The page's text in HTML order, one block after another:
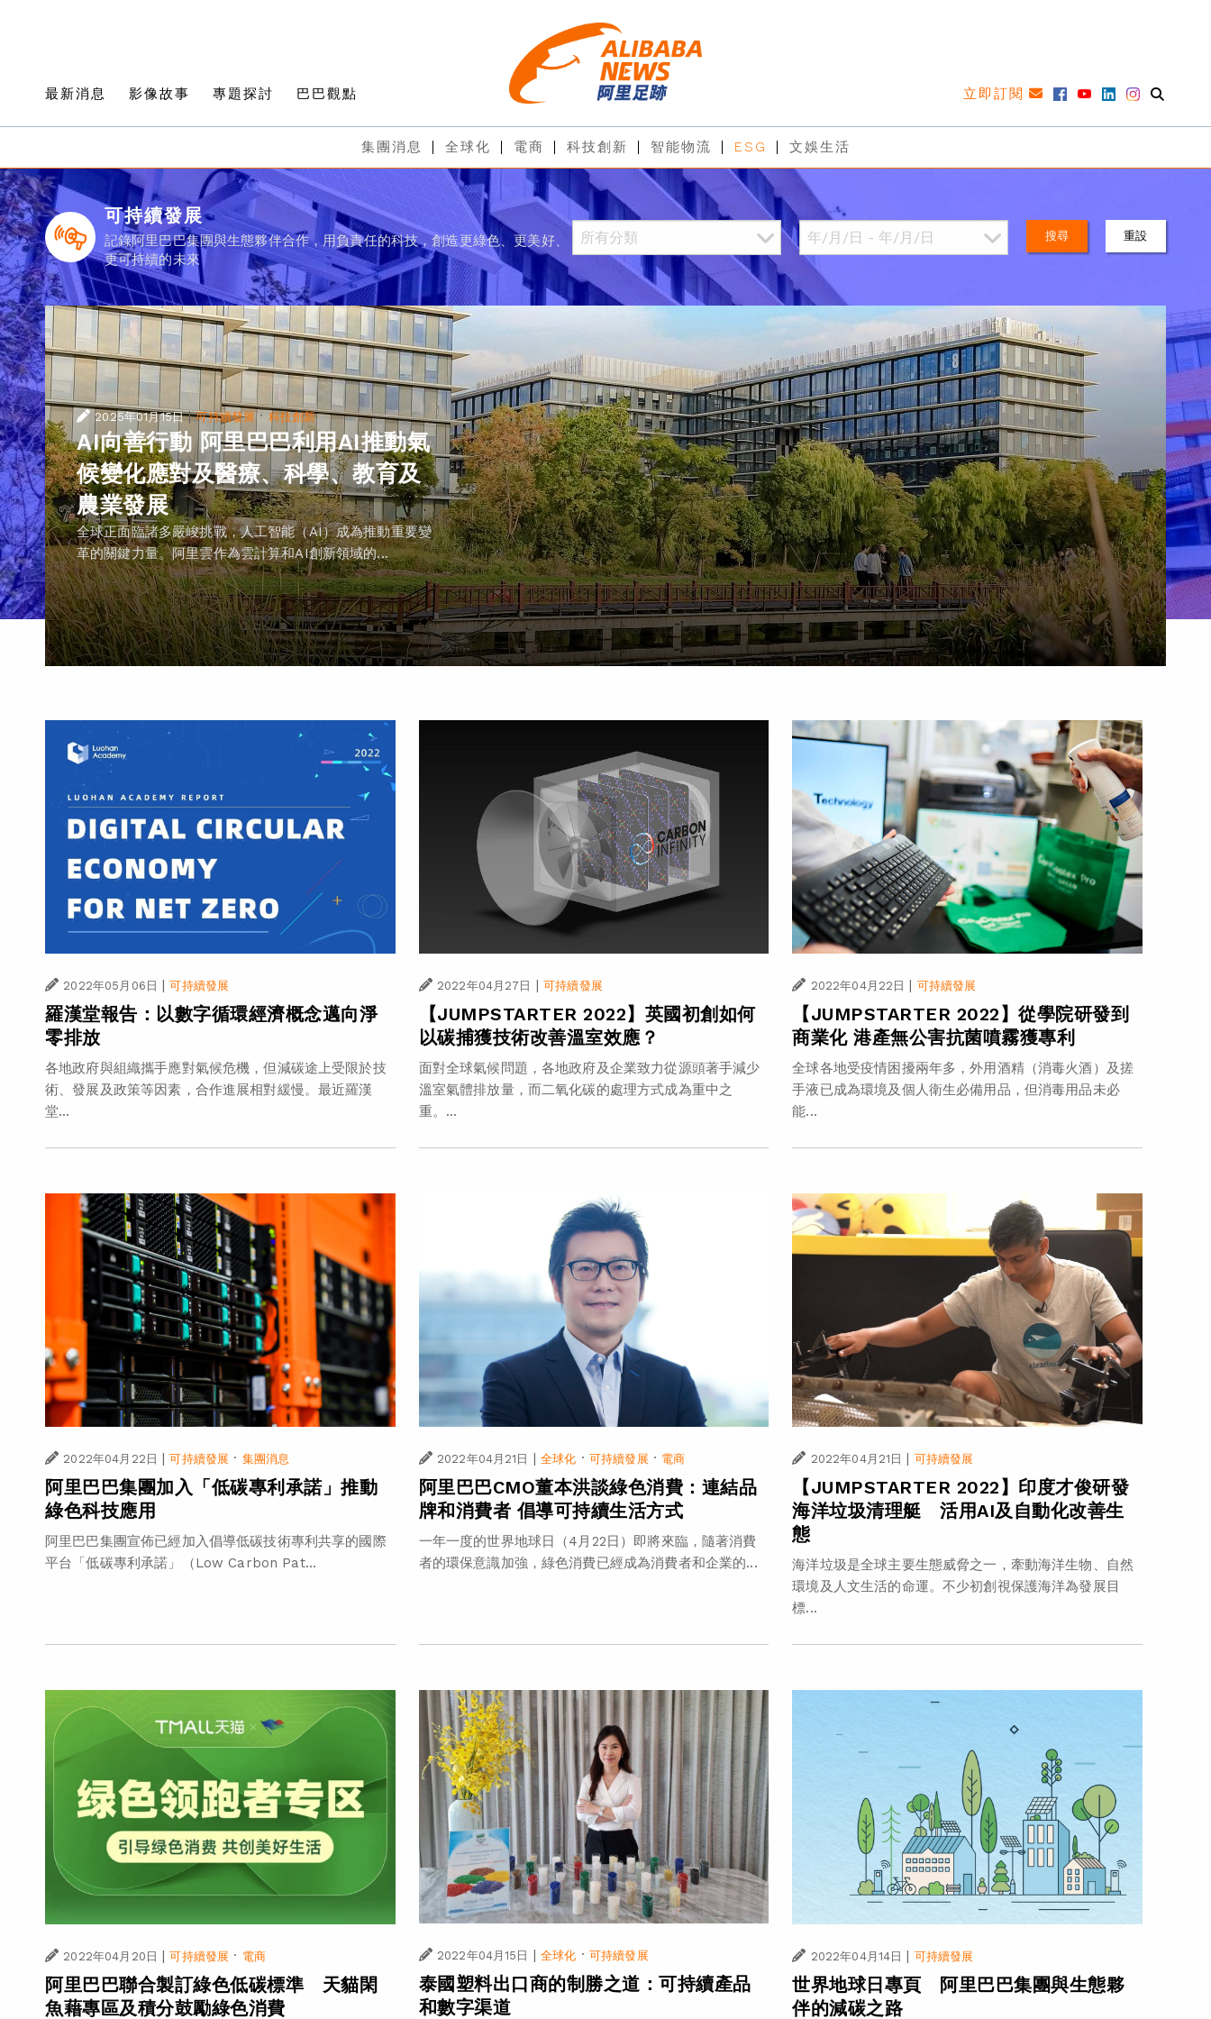
最新消息 影像故事 專題探討 巴巴觀點 立即訂閱
集團消息 全球化 電商 科技創新 智能物流 ESG 文娛生活
可持續發展
記錄阿里巴巴集團與生態夥伴合作，用負責任的科技，創造更綠色、更美好、
更可持續的未來
搜尋 重設
2025年01月15日 |可持續發展· 科技創新
AI向善行動 阿里巴巴利用AI推動氣
候變化應對及醫療、科學、教育及
農業發展
全球正面臨諸多嚴峻挑戰，人工智能（AI）成為推動重要變
革的關鍵力量。阿里雲作為雲計算和AI創新領域的...
2022年05月06日 | 可持續發展
羅漢堂報告：以數字循環經濟概念邁向淨
零排放
各地政府與組織攜手應對氣候危機，但減碳途上受限於技
術、發展及政策等因素，合作進展相對緩慢。最近羅漢
堂...
2022年04月27日 | 可持續發展
【JUMPSTARTER 2022】英國初創如何
以碳捕獲技術改善溫室效應？
面對全球氣候問題，各地政府及企業致力從源頭著手減少
溫室氣體排放量，而二氧化碳的處理方式成為重中之
重。...
2022年04月22日 可持續發展
【JUMPSTARTER 2022】從學院研發到
商業化 港產無公害抗菌噴霧獲專利
全球各地受疫情困擾兩年多，外用酒精（消毒火酒）及搓
手液已成為環境及個人衛生必備用品，但消毒用品未必
能...
2022年04月22日 可持續發展 · 集團消息
阿里巴巴集團加入「低碳專利承諾」推動
綠色科技應用
阿里巴巴集團宣佈已經加入倡導低碳技術專利共享的國際
平台「低碳專利承諾」（Low Carbon Pat...
2022年04月21日 | 全球化 · 可持續發展 · 電商
阿里巴巴CMO董本洪談綠色消費：連結品
牌和消費者 倡導可持續生活方式
一年一度的世界地球日（4月22日）即將來臨，隨著消費
者的環保意識加強，綠色消費已經成為消費者和企業的...
2022年04月21日 可持續發展
【JUMPSTARTER 2022】印度才俊研發
海洋垃圾清理艇 活用AI及自動化改善生
態
海洋垃圾是全球主要生態威脅之一，牽動海洋生物、自然
環境及人文生活的命運。不少初創視保護海洋為發展目
標...
2022年04月20日 | 可持續發展 · 電商
阿里巴巴聯合製訂綠色低碳標準 天貓閑
魚藉專區及積分鼓勵綠色消費
2022年04月15日 | 全球化 · 可持續發展
泰國塑料出口商的制勝之道：可持續產品
和數字渠道
2022年04月14日 | 可持續發展
世界地球日專頁 阿里巴巴集團與生態夥
伴的減碳之路